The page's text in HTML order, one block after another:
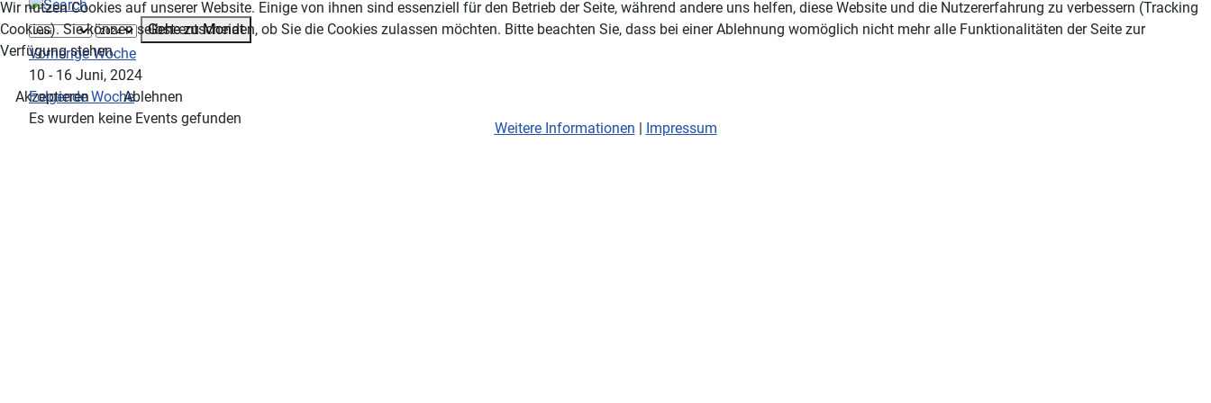
Gehe zu Monat
Vorherige Woche
10 - 16 Juni, 2024
Folgende Woche
Es wurden keine Events gefunden
Wir nutzen Cookies auf unserer Website. Einige von ihnen sind essenziell für den Betrieb der Seite, während andere uns helfen, diese Website und die Nutzererfahrung zu verbessern (Tracking
Cookies). Sie können selbst entscheiden, ob Sie die Cookies zulassen möchten. Bitte beachten Sie, dass bei einer Ablehnung womöglich nicht mehr alle Funktionalitäten der Seite zur
Verfügung stehen.
Akzeptieren
Ablehnen
Weitere Informationen | Impressum